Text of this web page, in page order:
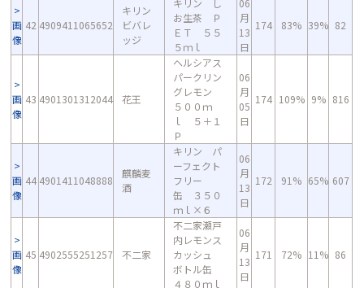
画
像
42 4909411065652
キリン
ビバレ
ッジ
キリン し
お生茶 Ｐ
ＥＴ ５５
５ｍｌ
06
月
13
日
174 83% 39% 82
画
像
43 4901301312044 花王
ヘルシアス
パークリン
グレモン
５００ｍ
ｌ ５＋１
Ｐ
06
月
05
日
174 109% 9% 816
画
像
44 4901411048888
麒麟麦
酒
キリン パ
ーフェクト
フリー
缶 ３５０
ｍｌ×６
06
月
13
日
172 91% 65% 607
画
像
45 4902555251257 不二家
不二家瀬戸
内レモンス
カッシュ
ボトル缶
４８０ｍｌ
06
月
13
日
171 72% 11% 86